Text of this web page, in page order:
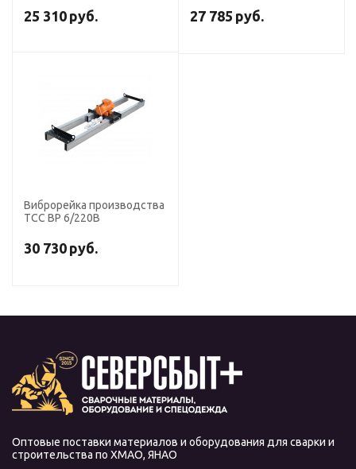
25 310 руб. 27 785 руб.
Виброрейка производства
ТСС ВР 6/220В
30 730 руб.
Оптовые поставки материалов и оборудования для сварки и
строительства по ХМАО, ЯНАО